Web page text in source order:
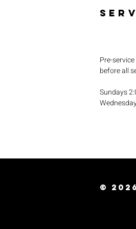
Pre-
before all
Sundays
© 2026